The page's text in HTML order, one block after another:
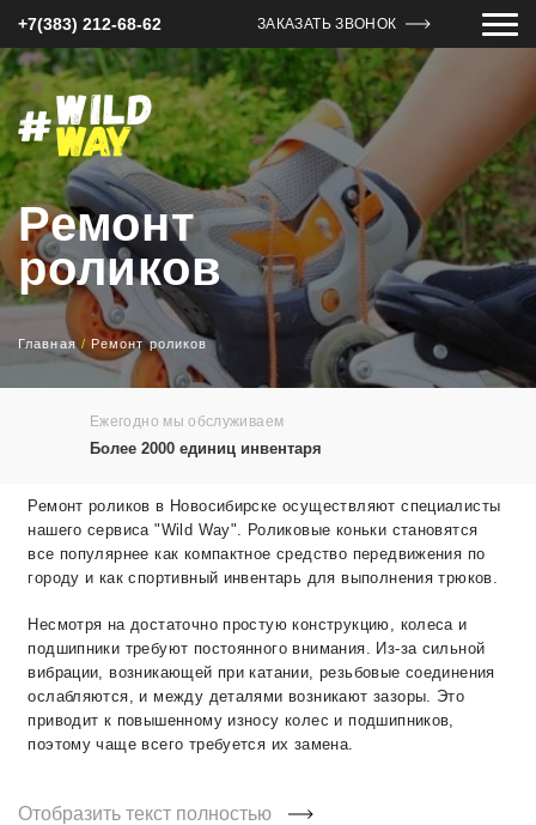
+7(383) 212-68-62 ЗАКАЗАТЬ ЗВОНОК
Ремонт
роликов
Главная / Ремонт роликов
Ежегодно мы обслуживаем
Более 2000 единиц инвентаря
Ремонт роликов в Новосибирске осуществляют специалисты
нашего сервиса "Wild Way". Роликовые коньки становятся
все популярнее как компактное средство передвижения по
городу и как спортивный инвентарь для выполнения трюков.
Несмотря на достаточно простую конструкцию, колеса и
подшипники требуют постоянного внимания. Из-за сильной
вибрации, возникающей при катании, резьбовые соединения
ослабляются, и между деталями возникают зазоры. Это
приводит к повышенному износу колес и подшипников,
поэтому чаще всего требуется их замена.
Отобразить текст полностью